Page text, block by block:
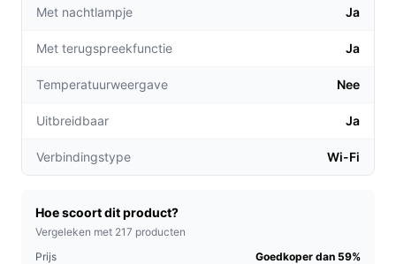
beeldactivatie functie gaat de babyfoon alleen aan
bespaart en je batterijduur verlengt.
Terugspreekfunctie:
Met de terugspreekfunctie
je niet in dezelfde ruimte bent.
Voor welke doelgroep?
naar een betrouwbare en gebruiksvriendelijke
oplossing. Het is perfect voor gezinnen die meerdere
kamers willen monitoren of ouders die veel onderweg
Met nachtlampje Ja
Met terugspreekfunctie Ja
Temperatuurweergave Nee
Uitbreidbaar Ja
Verbindingstype Wi-Fi
Hoe scoort dit product?
Vergeleken met 217 producten
Prijs
Goedkoper dan 59%